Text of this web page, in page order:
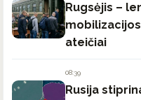
Rugsėjis –
ateičiai
08:39
Rusija